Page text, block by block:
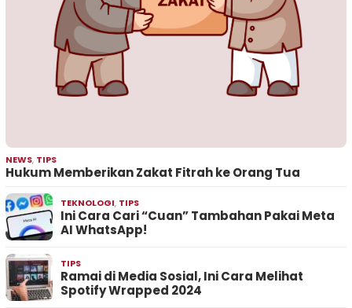
NEWS, TIPS
Hukum Memberikan Zakat Fitrah ke Orang Tua
TEKNOLOGI, TIPS
Ini Cara Cari “Cuan” Tambahan Pakai Meta
AI WhatsApp!
TIPS
Ramai di Media Sosial, Ini Cara Melihat
Spotify Wrapped 2024